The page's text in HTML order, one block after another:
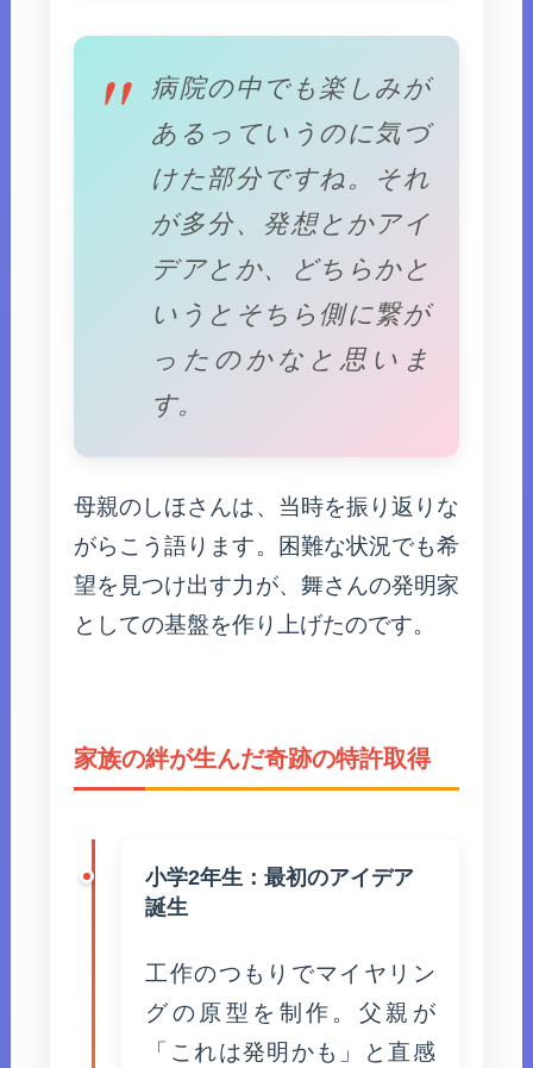
病院の中でも楽しみが
あるっていうのに気づ
けた部分ですね。それ
が多分、発想とかアイ
デアとか、どちらかと
いうとそちら側に繋が
ったのかなと思いま
す。
母親のしほさんは、当時を振り返りな
がらこう語ります。困難な状況でも希
望を見つけ出す力が、舞さんの発明家
としての基盤を作り上げたのです。
家族の絆が生んだ奇跡の特許取得
小学2年生：最初のアイデア
誕生
工作のつもりでマイヤリン
グの原型を制作。父親が
「これは発明かも」と直感